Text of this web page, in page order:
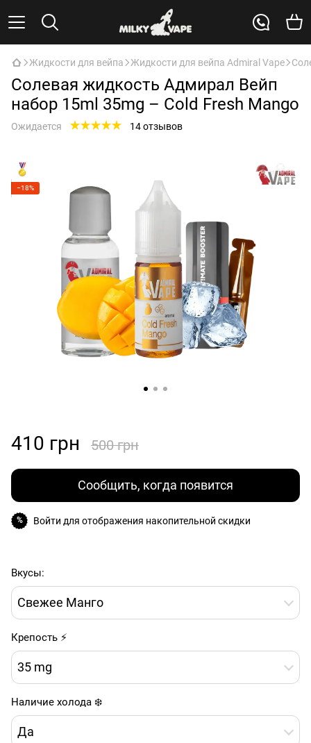
Жидкости для вейпа Жидкости для вейпа Admiral Vape
Солевая жидкость Адмирал Вейп
набор 15ml 35mg – Cold Fresh Mango
Ожидается 14 отзывов
−18%
410 грн 500 грн
Сообщить, когда появится
% Войти для отображения накопительной скидки
Вкусы:
Свежее Манго
Крепость ⚡
35 mg
Наличие холода ❄️
Да